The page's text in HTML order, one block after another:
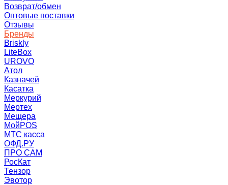
Возврат/обмен
Оптовые поставки
Отзывы
Бренды
Briskly
LiteBox
UROVO
Атол
Казначей
Касатка
Меркурий
Мертех
Мещера
МойPOS
МТС касса
ОФД.РУ
ПРО САМ
РосКат
Тензор
Эвотор